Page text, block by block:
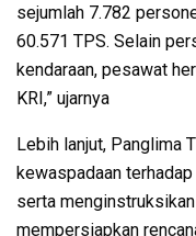
sejumlah 7.782
60.571 TPS. Selain
kendaraan, pesawat
KRI,” ujarnya
Lebih lanjut, Panglima
kewaspadaan
serta
mempersiapkan